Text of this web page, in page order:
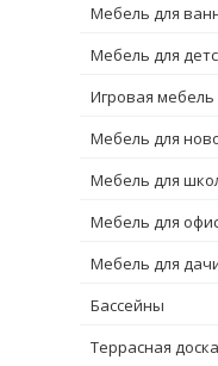
Мебель для
Мебель для
Игровая мебель
Мебель для
Мебель для
Мебель для
Мебель для
Бассейны
Террасная доска